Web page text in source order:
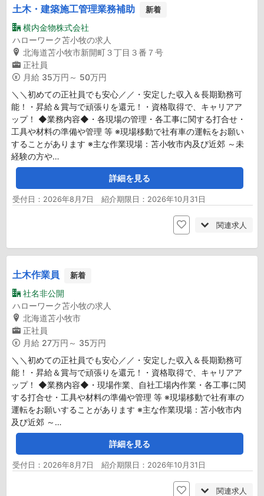
土木・建築施工管理業務補助 新着
横内金物株式会社
ハローワーク苫小牧の求人
北海道苫小牧市新開町３丁目３番７号
正社員
月給 35万円～ 50万円
＼＼初めての正社員でも安心／／・安定した収入＆長期勤務可
能！・昇給＆賞与で頑張りを還元！・資格取得で、キャリアア
ップ！ ◆業務内容◆・各現場の管理・各工事に関する打合せ・
工具や材料の準備や管理 等 ※現場移動で社有車の運転をお願い
することがあります ※主な作業現場：苫小牧市内及び近郊 ～未
経験の方や…
詳細を見る
受付日：2026年8月7日 紹介期限日：2026年10月31日
関連求人
土木作業員 新着
社名非公開
ハローワーク苫小牧の求人
北海道苫小牧市
正社員
月給 27万円～ 35万円
＼＼初めての正社員でも安心／／・安定した収入＆長期勤務可
能！・昇給＆賞与で頑張りを還元！・資格取得で、キャリアア
ップ！ ◆業務内容◆・現場作業、自社工場内作業・各工事に関
する打合せ・工具や材料の準備や管理 等 ※現場移動で社有車の
運転をお願いすることがあります ※主な作業現場：苫小牧市内
及び近郊 ～…
詳細を見る
受付日：2026年8月7日 紹介期限日：2026年10月31日
関連求人